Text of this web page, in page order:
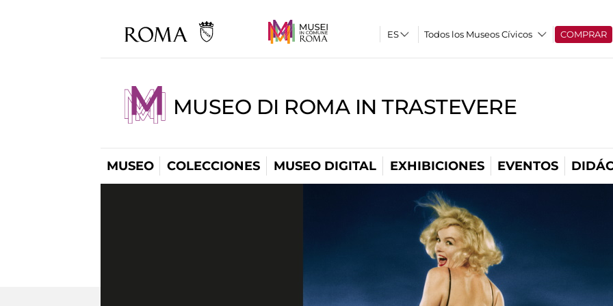
Todos los Museos Cívicos COMPRAR
MUSEO DI ROMA IN TRASTEVERE
MUSEO COLECCIONES MUSEO DIGITAL EXHIBICIONES EVENTOS